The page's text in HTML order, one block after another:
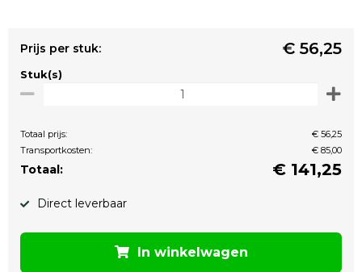
Prijs per stuk: € 56,25
Stuk(s)
Totaal prijs:
€ 56,25
Transportkosten:
€ 85,00
Totaal: € 141,25
Direct leverbaar
In winkelwagen